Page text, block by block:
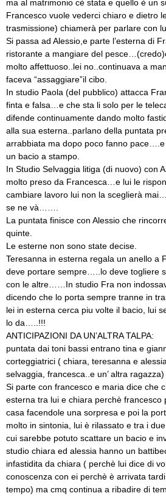
ma al matrimonio cè stata e quello è un
Francesco vuole vederci chiaro e dietro
trasmissione) chiamerà per parlare con
Si passa ad Alessio,e parte l’esterna di
ristorante a mangiare del
molto affettuoso..lei no..continuava a
faceva “assaggiare”il cibo.
In studio Paola (del pubblico) attacca
finta e falsa…e che sta li solo per le
difende continuamente dando molto
alla sua esterna..parlano della puntata
arrabbiata ma dopo poco fanno
un bacio a stampo.
In Studio Selvaggia litiga (di nuovo) con
molto preso da Francesca…e lui le
cambiare lavoro lui non la sceglierà
se ne và…….
La puntata finisce con Alessio che
quinte.
Le esterne non sono state decise.
Teresanna in esterna regala un anello a
deve portare sempre…..lo deve togliere
con le altre……In studio Fra non
dicendo che lo porta sempre tranne in
lei in esterna cerca piu volte il bacio, lui
lo da…..!!!
ANTICIPAZIONI DA UN’ALTRA TALPA:
puntata dai toni bassi entrano tina e
corteggiatrici ( chiara, teresanna e
selvaggia, francesca..e un’ altra
Si parte con francesco e maria dice che
esterna tra lui e chiara perchè francesco
casa facendole una sorpresa e poi la
molto in sintonia, lui è rilassato e tra i
cui sarebbe potuto scattare un bacio e
studio chiara ed alessia hanno un
infastidita da chiara ( perchè lui dice di
conoscenza con ei perchè è arrivata
tempo) ma cmq continua a ribadire di